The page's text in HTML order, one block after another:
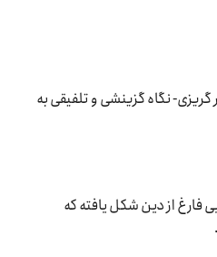
نگاه گزینشی و تلفیقی به
از دین شکل یافته که